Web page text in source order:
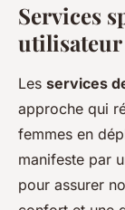
Services
utilisateur
Les services
approche qui
femmes en
manifeste par
pour assurer